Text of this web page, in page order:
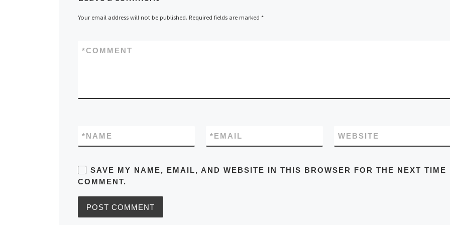
Your email address will not be published. Required fields are marked *
COMMENT
*
NAME
* EMAIL
* WEBSITE
SAVE MY NAME, EMAIL, AND WEBSITE IN THIS BROWSER FOR THE NEXT TIME
COMMENT.